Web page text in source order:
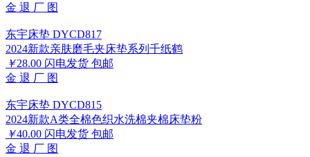
金 退 厂 图
东宇床垫 DYCD817
2024新款亲肤磨毛夹床垫系列千纸鹤
￥28.00 闪电发货 包邮
金 退 厂 图
东宇床垫 DYCD815
2024新款A类全棉色织水洗棉夹棉床垫粉
￥40.00 闪电发货 包邮
金 退 厂 图